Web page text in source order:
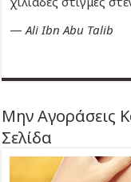
—Ali Ibn Abu Talib
Μην Αγοράσεις
Σελίδα